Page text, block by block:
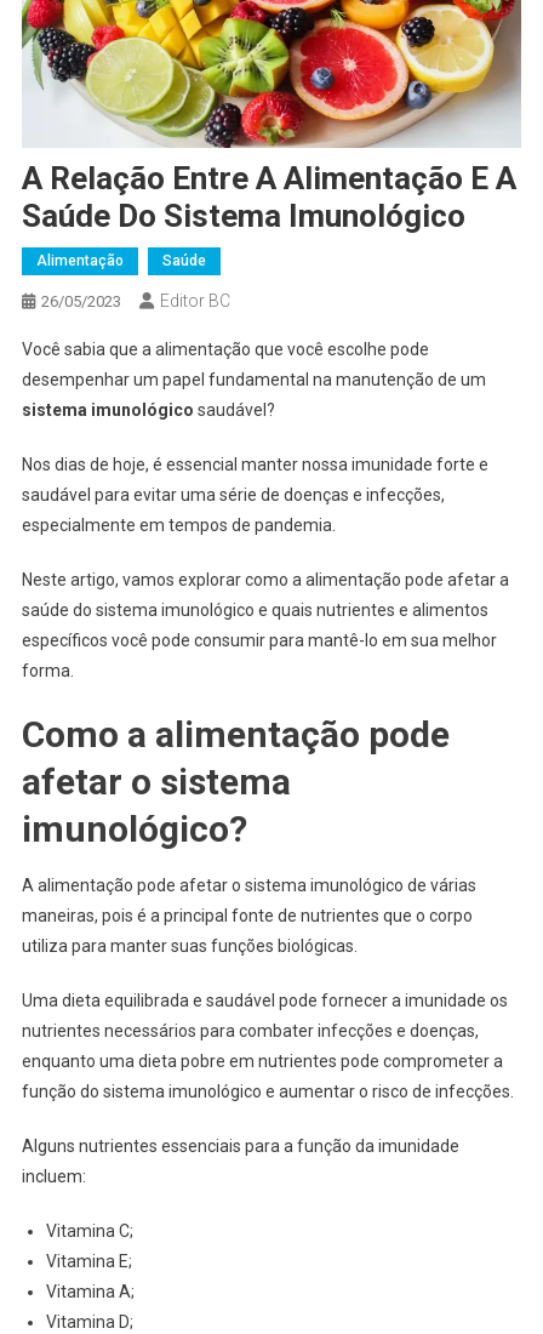
A Relação Entre A Alimentação E A
Saúde Do Sistema Imunológico
Alimentação Saúde
26/05/2023 Editor BC
Você sabia que a alimentação que você escolhe pode
desempenhar um papel fundamental na manutenção de um
sistema imunológico saudável?
Nos dias de hoje, é essencial manter nossa imunidade forte e
saudável para evitar uma série de doenças e infecções,
especialmente em tempos de pandemia.
Neste artigo, vamos explorar como a alimentação pode afetar a
saúde do sistema imunológico e quais nutrientes e alimentos
específicos você pode consumir para mantê-lo em sua melhor
forma.
Como a alimentação pode
afetar o sistema
imunológico?
A alimentação pode afetar o sistema imunológico de várias
maneiras, pois é a principal fonte de nutrientes que o corpo
utiliza para manter suas funções biológicas.
Uma dieta equilibrada e saudável pode fornecer a imunidade os
nutrientes necessários para combater infecções e doenças,
enquanto uma dieta pobre em nutrientes pode comprometer a
função do sistema imunológico e aumentar o risco de infecções.
Alguns nutrientes essenciais para a função da imunidade
incluem:
Vitamina C;
Vitamina E;
Vitamina A;
Vitamina D;